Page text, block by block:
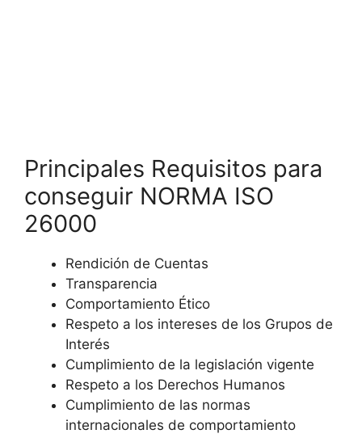
Principales Requisitos para
conseguir NORMA ISO
26000
Rendición de Cuentas
Transparencia
Comportamiento Ético
Respeto a los intereses de los Grupos de
Interés
Cumplimiento de la legislación vigente
Respeto a los Derechos Humanos
Cumplimiento de las normas
internacionales de comportamiento